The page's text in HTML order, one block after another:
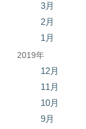
3月
2月
1月
2019年
12月
11月
10月
9月